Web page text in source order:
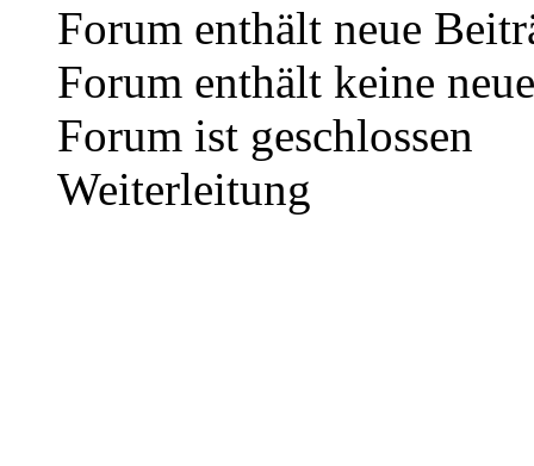
Forum enthält neue
Forum enthält keine
Forum ist geschlossen
Weiterleitung